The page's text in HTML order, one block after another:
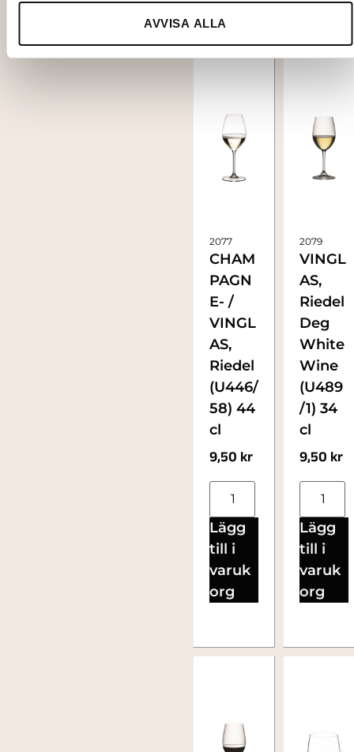
AVVISA ALLA
2077
CHAM
PAGN
E- /
VINGL
AS,
Riedel
(U446/
58) 44
cl
9,50 kr
Lägg
till i
varuk
org
2079
VINGL
AS,
Riedel
Deg
White
Wine
(U489
/1) 34
cl
9,50 kr
Lägg
till i
varuk
org